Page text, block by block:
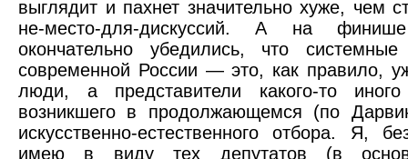
выглядит и пахнет значительно хуже, чем
не-место-для-дискуссий. А на
окончательно убедились, что
современной России — это, как правило,
люди, а представители какого-то
возникшего в продолжающемся (по
искусственно-естественного отбора. Я,
имею в виду тех депутатов (в